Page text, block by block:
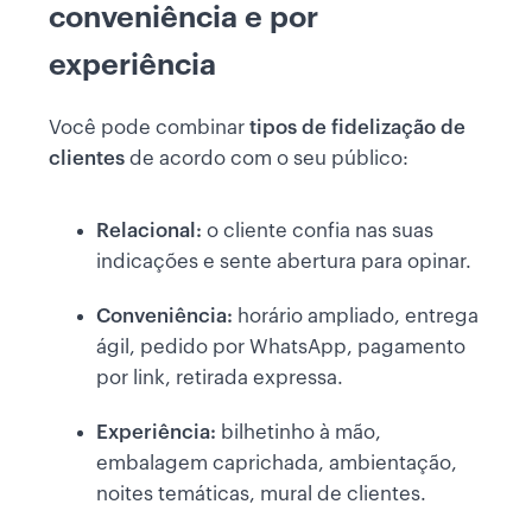
conveniência e por
experiência
Você pode combinar tipos de fidelização de
clientes de acordo com o seu público:
Relacional: o cliente confia nas suas
indicações e sente abertura para opinar.
Conveniência: horário ampliado, entrega
ágil, pedido por WhatsApp, pagamento
por link, retirada expressa.
Experiência: bilhetinho à mão,
embalagem caprichada, ambientação,
noites temáticas, mural de clientes.